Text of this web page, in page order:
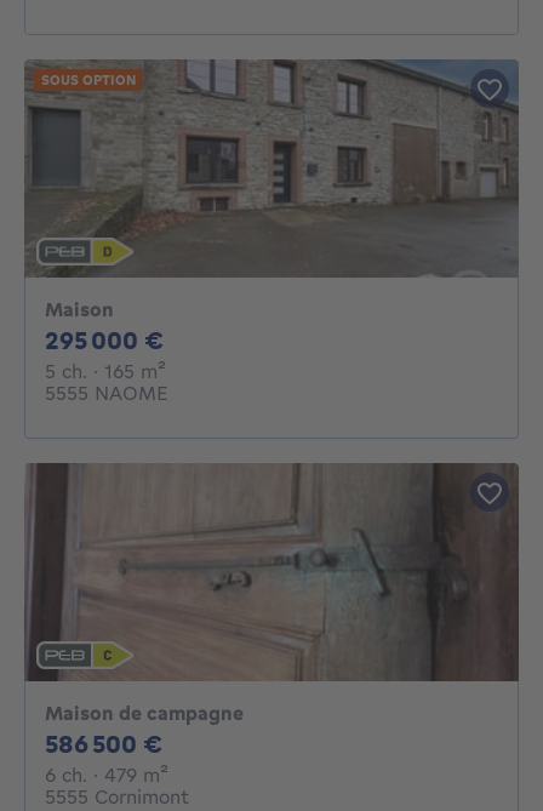
Maison
295 000 €
5 ch. 5 chambres
· 165 m²
5555 NAOME
SOUS OPTION
Maison de campagne
586 500 €
6 ch. 6 chambres
· 479 m²
5555 Cornimont